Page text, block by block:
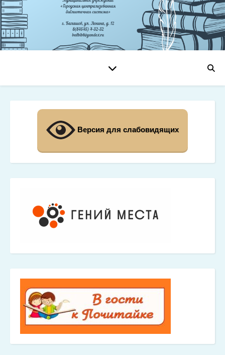
Версия для слабовидящих